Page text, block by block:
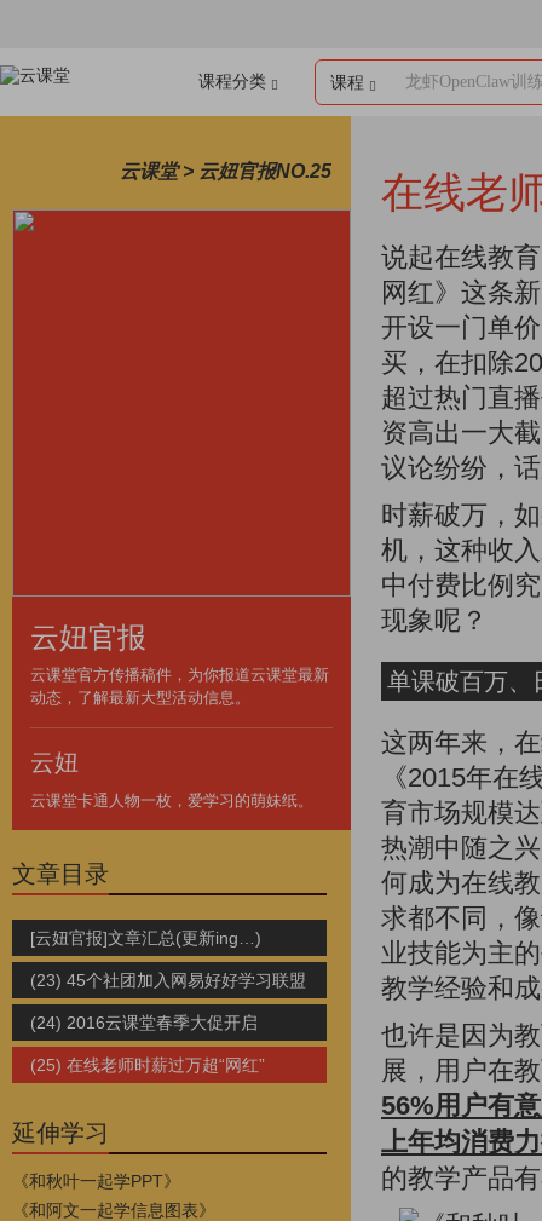
课程分类 课程 龙虾OpenClaw训
云课堂 > 云妞官报NO.25
云妞官报
云课堂官方传播稿件，为你报道云课堂最新
动态，了解最新大型活动信息。
云妞
云课堂卡通人物一枚，爱学习的萌妹纸。
文章目录
[云妞官报]文章汇总(更新ing…)
(23) 45个社团加入网易好好学习联盟
(24) 2016云课堂春季大促开启
(25) 在线老师时薪过万超“网红”
延伸学习
《和秋叶一起学PPT》
《和阿文一起学信息图表》
在线老
说起在线教
网红》这条
开设一门单
买，在扣除
超过热门直
资高出一大
议论纷纷，
时薪破万，
机，这种收
中付费比例
现象呢？
单课破百万、
这两年来，
《2015年在
育市场规模
热潮中随之
何成为在线
求都不同，
业技能为主
教学经验和
也许是因为
展，用户在
56%用户有
上年均消费
的教学产品